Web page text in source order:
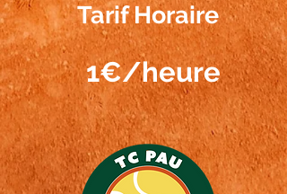
Tarif Horaire
1€/heure